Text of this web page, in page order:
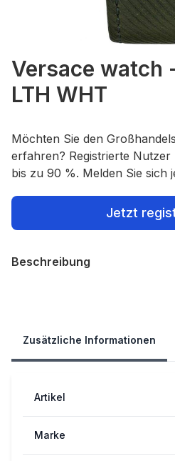
Versace watch
LTH WHT
Möchten Sie den
erfahren? Registrierte
bis zu 90 %. Melden Sie sich
Jetzt
Beschreibung
Zusätzliche Informationen
Artikel
Marke